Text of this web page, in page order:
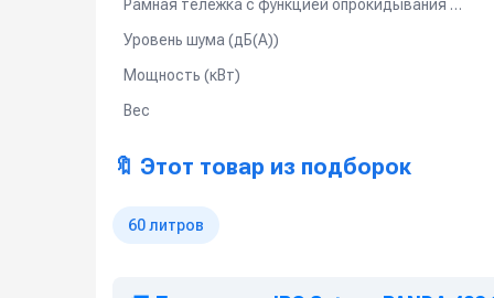
Рамная тележка с функцией опрокидывания бака
Уровень шума (дБ(А))
Мощность (кВт)
Вес
🔖 Этот товар из подборок
60 литров